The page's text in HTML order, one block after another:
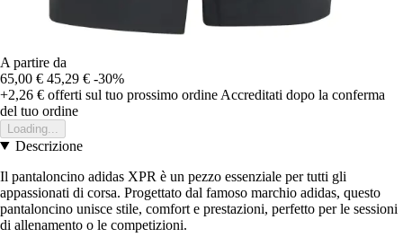
A partire da
65,00 € 45,29 € -30%
+2,26 € offerti sul tuo prossimo ordine Accreditati dopo la conferma
del tuo ordine
Loading...
Descrizione
Il pantaloncino adidas XPR è un pezzo essenziale per tutti gli
appassionati di corsa. Progettato dal famoso marchio adidas, questo
pantaloncino unisce stile, comfort e prestazioni, perfetto per le sessioni
di allenamento o le competizioni.